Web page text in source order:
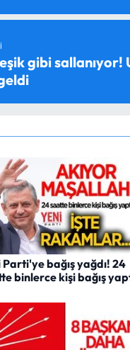
gibi
Parti'ye bağış yağdı! 24
binlerce kişi bağış